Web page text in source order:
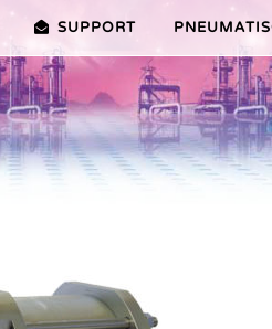
SUPPORT
VORTEILE
ER PREMIER-SERIE (20-100NM)
VORTEILE ER PLUS-SERIE